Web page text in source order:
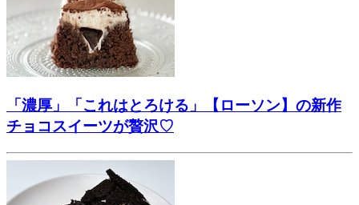
「濃厚」「これはとろける」【ローソン】の新作
チョコスイーツが贅沢♡